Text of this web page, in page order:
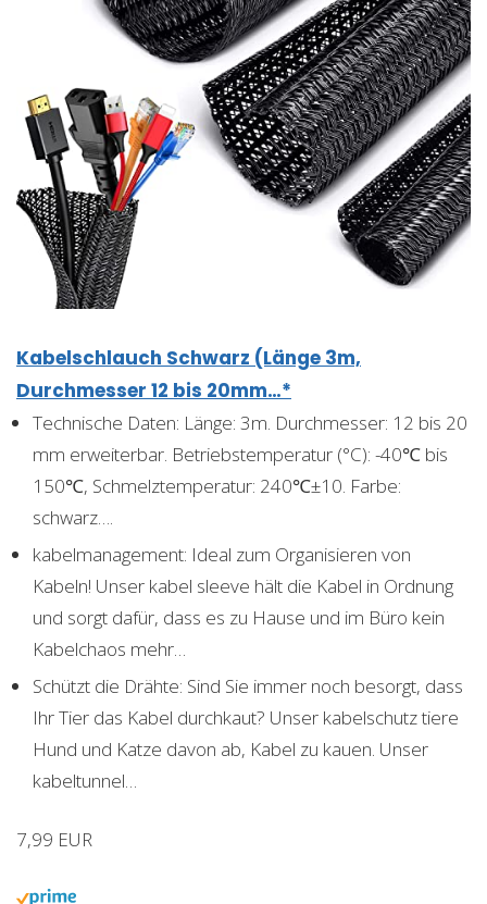
Kabelschlauch Schwarz (Länge 3m,
Durchmesser 12 bis 20mm…*
Technische Daten: Länge: 3m. Durchmesser: 12 bis 20
mm erweiterbar. Betriebstemperatur (°C): -40℃ bis
150℃, Schmelztemperatur: 240℃±10. Farbe:
schwarz….
kabelmanagement: Ideal zum Organisieren von
Kabeln! Unser kabel sleeve hält die Kabel in Ordnung
und sorgt dafür, dass es zu Hause und im Büro kein
Kabelchaos mehr…
Schützt die Drähte: Sind Sie immer noch besorgt, dass
Ihr Tier das Kabel durchkaut? Unser kabelschutz tiere
Hund und Katze davon ab, Kabel zu kauen. Unser
kabeltunnel…
7,99 EUR